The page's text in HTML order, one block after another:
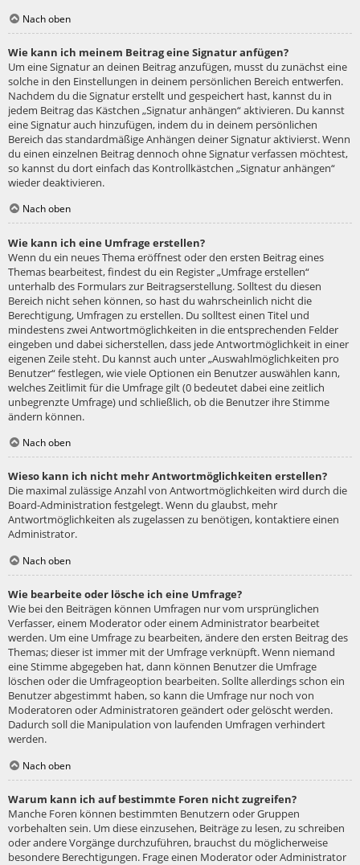
Nach oben
Wie kann ich meinem Beitrag eine Signatur anfügen?
Um eine Signatur an deinen Beitrag anzufügen, musst du zunächst eine
solche in den Einstellungen in deinem persönlichen Bereich entwerfen.
Nachdem du die Signatur erstellt und gespeichert hast, kannst du in
jedem Beitrag das Kästchen „Signatur anhängen“ aktivieren. Du kannst
eine Signatur auch hinzufügen, indem du in deinem persönlichen
Bereich das standardmäßige Anhängen deiner Signatur aktivierst. Wenn
du einen einzelnen Beitrag dennoch ohne Signatur verfassen möchtest,
so kannst du dort einfach das Kontrollkästchen „Signatur anhängen“
wieder deaktivieren.
Nach oben
Wie kann ich eine Umfrage erstellen?
Wenn du ein neues Thema eröffnest oder den ersten Beitrag eines
Themas bearbeitest, findest du ein Register „Umfrage erstellen“
unterhalb des Formulars zur Beitragserstellung. Solltest du diesen
Bereich nicht sehen können, so hast du wahrscheinlich nicht die
Berechtigung, Umfragen zu erstellen. Du solltest einen Titel und
mindestens zwei Antwortmöglichkeiten in die entsprechenden Felder
eingeben und dabei sicherstellen, dass jede Antwortmöglichkeit in einer
eigenen Zeile steht. Du kannst auch unter „Auswahlmöglichkeiten pro
Benutzer“ festlegen, wie viele Optionen ein Benutzer auswählen kann,
welches Zeitlimit für die Umfrage gilt (0 bedeutet dabei eine zeitlich
unbegrenzte Umfrage) und schließlich, ob die Benutzer ihre Stimme
ändern können.
Nach oben
Wieso kann ich nicht mehr Antwortmöglichkeiten erstellen?
Die maximal zulässige Anzahl von Antwortmöglichkeiten wird durch die
Board-Administration festgelegt. Wenn du glaubst, mehr
Antwortmöglichkeiten als zugelassen zu benötigen, kontaktiere einen
Administrator.
Nach oben
Wie bearbeite oder lösche ich eine Umfrage?
Wie bei den Beiträgen können Umfragen nur vom ursprünglichen
Verfasser, einem Moderator oder einem Administrator bearbeitet
werden. Um eine Umfrage zu bearbeiten, ändere den ersten Beitrag des
Themas; dieser ist immer mit der Umfrage verknüpft. Wenn niemand
eine Stimme abgegeben hat, dann können Benutzer die Umfrage
löschen oder die Umfrageoption bearbeiten. Sollte allerdings schon ein
Benutzer abgestimmt haben, so kann die Umfrage nur noch von
Moderatoren oder Administratoren geändert oder gelöscht werden.
Dadurch soll die Manipulation von laufenden Umfragen verhindert
werden.
Nach oben
Warum kann ich auf bestimmte Foren nicht zugreifen?
Manche Foren können bestimmten Benutzern oder Gruppen
vorbehalten sein. Um diese einzusehen, Beiträge zu lesen, zu schreiben
oder andere Vorgänge durchzuführen, brauchst du möglicherweise
besondere Berechtigungen. Frage einen Moderator oder Administrator